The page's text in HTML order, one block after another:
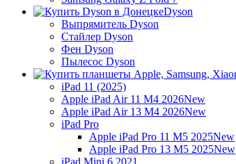
Dyson
Выпрямитель Dyson
Стайлер Dyson
Фен Dyson
Пылесос Dyson
iPad 11 (2025)
Apple iPad Air 11 M4 2026New
Apple iPad Air 13 M4 2026New
iPad Pro
Apple iPad Pro 11 M5 2025New
Apple iPad Pro 13 M5 2025New
iPad Mini 6 2021